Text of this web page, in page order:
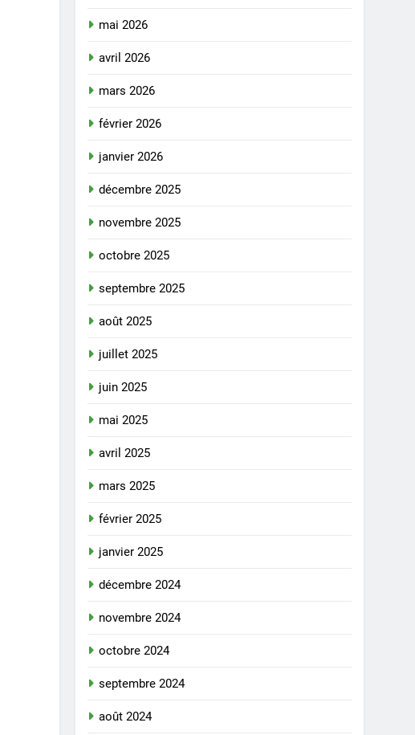
mai 2026
avril 2026
mars 2026
février 2026
janvier 2026
décembre 2025
novembre 2025
octobre 2025
septembre 2025
août 2025
juillet 2025
juin 2025
mai 2025
avril 2025
mars 2025
février 2025
janvier 2025
décembre 2024
novembre 2024
octobre 2024
septembre 2024
août 2024